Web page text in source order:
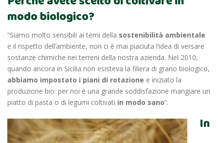
modo biologico?
“Siamo molto sensibili ai temi della sostenibilità ambientale
e il rispetto dell’ambiente, non ci è mai piaciuta l’idea di versare
sostanze chimiche nei terreni della nostra azienda. Nel 2010,
quando ancora in Sicilia non esisteva la filiera di grano biologico,
abbiamo impostato i piani di rotazione e iniziato la
produzione bio: per noi è una grande soddisfazione mangiare un
piatto di pasta o di legumi coltivati in modo sano”.
In